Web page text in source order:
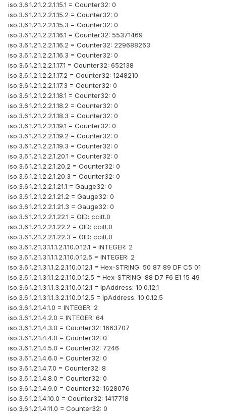
iso.3.6.1.2.1.2.2.1.15.1 = Counter32: 0
iso.3.6.1.2.1.2.2.1.15.2 = Counter32: 0
iso.3.6.1.2.1.2.2.1.15.3 = Counter32: 0
iso.3.6.1.2.1.2.2.1.16.1 = Counter32: 55371469
iso.3.6.1.2.1.2.2.1.16.2 = Counter32: 229688263
iso.3.6.1.2.1.2.2.1.16.3 = Counter32: 0
iso.3.6.1.2.1.2.2.1.17.1 = Counter32: 652138
iso.3.6.1.2.1.2.2.1.17.2 = Counter32: 1248210
iso.3.6.1.2.1.2.2.1.17.3 = Counter32: 0
iso.3.6.1.2.1.2.2.1.18.1 = Counter32: 0
iso.3.6.1.2.1.2.2.1.18.2 = Counter32: 0
iso.3.6.1.2.1.2.2.1.18.3 = Counter32: 0
iso.3.6.1.2.1.2.2.1.19.1 = Counter32: 0
iso.3.6.1.2.1.2.2.1.19.2 = Counter32: 0
iso.3.6.1.2.1.2.2.1.19.3 = Counter32: 0
iso.3.6.1.2.1.2.2.1.20.1 = Counter32: 0
iso.3.6.1.2.1.2.2.1.20.2 = Counter32: 0
iso.3.6.1.2.1.2.2.1.20.3 = Counter32: 0
iso.3.6.1.2.1.2.2.1.21.1 = Gauge32: 0
iso.3.6.1.2.1.2.2.1.21.2 = Gauge32: 0
iso.3.6.1.2.1.2.2.1.21.3 = Gauge32: 0
iso.3.6.1.2.1.2.2.1.22.1 = OID: ccitt.0
iso.3.6.1.2.1.2.2.1.22.2 = OID: ccitt.0
iso.3.6.1.2.1.2.2.1.22.3 = OID: ccitt.0
iso.3.6.1.2.1.3.1.1.1.2.1.10.0.12.1 = INTEGER: 2
iso.3.6.1.2.1.3.1.1.1.2.1.10.0.12.5 = INTEGER: 2
iso.3.6.1.2.1.3.1.1.2.2.1.10.0.12.1 = Hex-STRING: 50 87 89 DF C5 01
iso.3.6.1.2.1.3.1.1.2.2.1.10.0.12.5 = Hex-STRING: 88 D7 F6 E1 15 49
iso.3.6.1.2.1.3.1.1.3.2.1.10.0.12.1 = IpAddress: 10.0.12.1
iso.3.6.1.2.1.3.1.1.3.2.1.10.0.12.5 = IpAddress: 10.0.12.5
iso.3.6.1.2.1.4.1.0 = INTEGER: 2
iso.3.6.1.2.1.4.2.0 = INTEGER: 64
iso.3.6.1.2.1.4.3.0 = Counter32: 1663707
iso.3.6.1.2.1.4.4.0 = Counter32: 0
iso.3.6.1.2.1.4.5.0 = Counter32: 7246
iso.3.6.1.2.1.4.6.0 = Counter32: 0
iso.3.6.1.2.1.4.7.0 = Counter32: 8
iso.3.6.1.2.1.4.8.0 = Counter32: 0
iso.3.6.1.2.1.4.9.0 = Counter32: 1628076
iso.3.6.1.2.1.4.10.0 = Counter32: 1417718
iso.3.6.1.2.1.4.11.0 = Counter32: 0